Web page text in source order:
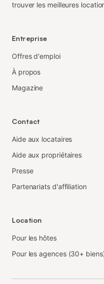
trouver les meilleures
Entreprise
Offres d'emploi
À propos
Magazine
Contact
Aide aux locataires
Aide aux propriétaires
Presse
Partenariats d'affiliation
Location
Pour les hôtes
Pour les agences (30+